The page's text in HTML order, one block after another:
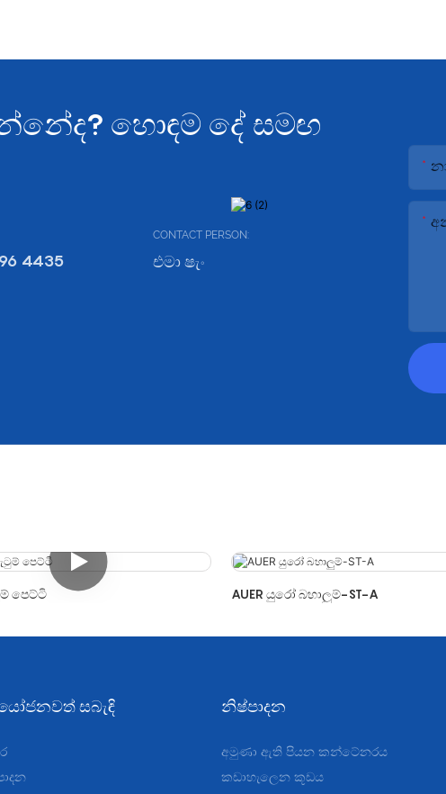
හොඳම දේ සමඟ
4435
CONTACT PERSON:
එමා ෂැං
පෙට්ටි AUER යුරෝ බහාලුම්-ST-A
සබැඳි නිෂ්පාදන
අමුණා ඇති පියන කන්ටේනරය
කඩාහැලෙන කූඩය